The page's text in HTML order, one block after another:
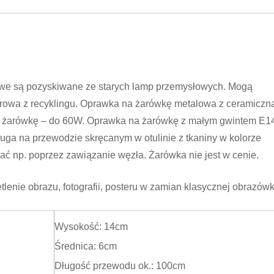
są pozyskiwane ze starych lamp przemysłowych. Mogą
z recyklingu. Oprawka na żarówkę metalowa z
– do 60W. Oprawka na żarówkę z małym gwintem
na przewodzie skręcanym w otulinie z tkaniny w kolorze
np. poprzez zawiązanie węzła. Żarówka nie jest w cenie.
obrazu, fotografii, posteru w zamian klasycznej
Wysokość: 14cm
Średnica: 6cm
Długość przewodu ok.: 100cm